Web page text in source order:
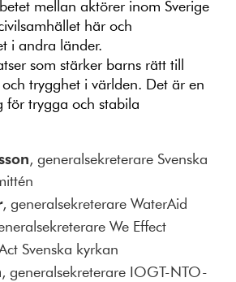
mellan aktörer inom Sverige
här och
i andra länder.
som stärker barns rätt till
trygghet i världen. Det är en
för trygga och stabila
, generalsekreterare Svenska
, generalsekreterare WaterAid
We Effect
Svenska kyrkan
, generalsekreterare IOGT-NTO-